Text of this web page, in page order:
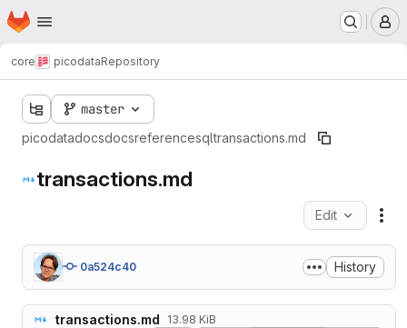
Skip to main content
Homepage
core picodataRepository
master
picodatadocsdocsreferencesqltransactions.md
transactions.md
Edit
0a524c40 History
transactions.md 13.98 KiB